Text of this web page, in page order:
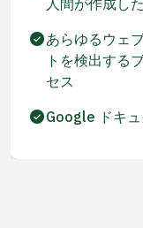
人間が作成し
あらゆるウェ
トを検出する
セス
Google ドキ